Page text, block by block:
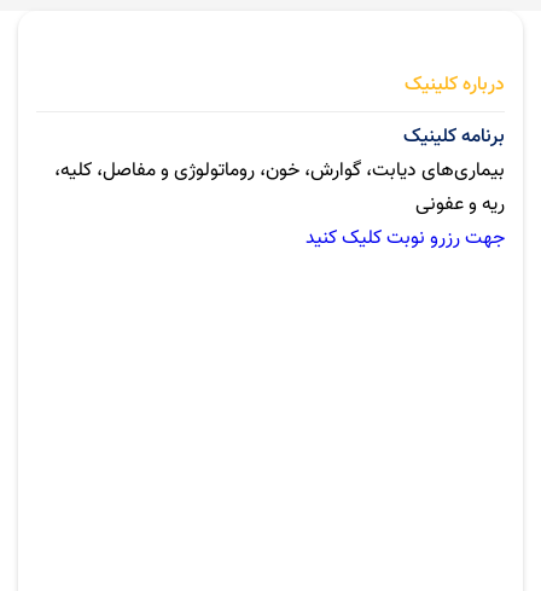
درباره کلینیک
برنامه کلینیک
بیماری‌های دیابت، گوارش، خون، روماتولوژی و مفاصل، کلیه،
ریه و عفونی
جهت رزرو نوبت کلیک کنید